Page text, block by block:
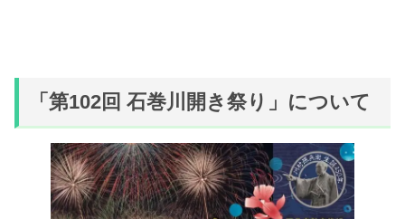
「第102回 石巻川開き祭り」について